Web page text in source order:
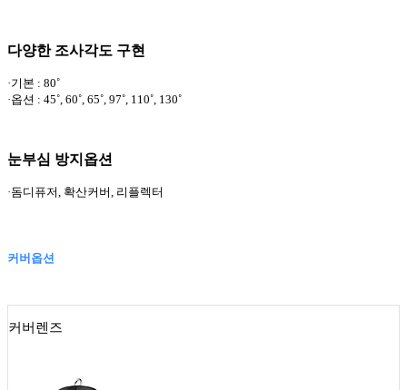
다양한 조사각도 구현
·기본 : 80˚
·옵션 : 45˚, 60˚, 65˚, 97˚, 110˚, 130˚
눈부심 방지옵션
·돔디퓨저, 확산커버, 리플렉터
커버옵션
커버렌즈